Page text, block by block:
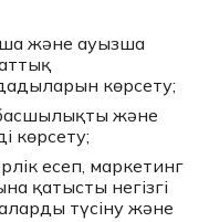
және ауызша
көрсету;
және
көрсету;
есеп, маркетинг
қатысты негізгі
түсіну және